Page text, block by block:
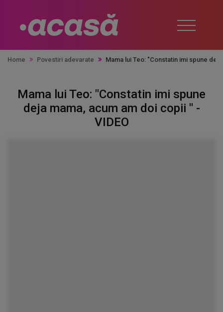
Home Povestiri adevarate Mama lui Teo: "Constatin imi spune
Mama lui Teo: "Constatin imi spune
deja mama, acum am doi copii " -
VIDEO